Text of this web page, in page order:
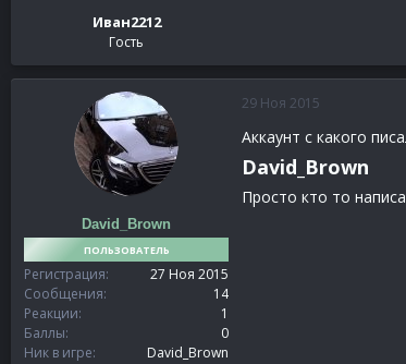
Иван2212
Гость
David_Brown
ПОЛЬЗОВАТЕЛЬ
Регистрация
27 Ноя 2015
Сообщения
14
Реакции
1
Баллы
0
Ник в игре
David_Brown
29 Ноя 2015
Аккаунт с какого
David_Brown
Просто кто то